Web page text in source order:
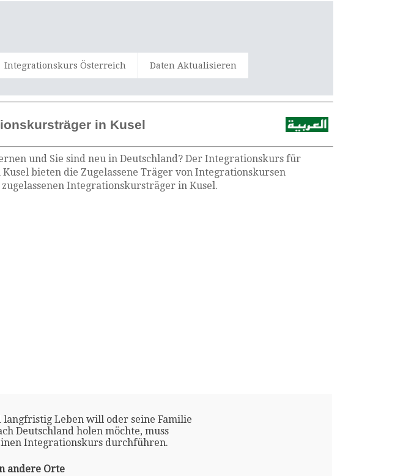
Integrationskurs Österreich Daten Aktualisieren
in Kusel
und Sie sind neu in Deutschland? Der Integrationskurs für
bieten die Zugelassene Träger von Integrationskursen
Integrationskursträger in Kusel.
langfristig Leben will oder seine Familie
Deutschland holen möchte, muss
Integrationskurs durchführen.
andere Orte